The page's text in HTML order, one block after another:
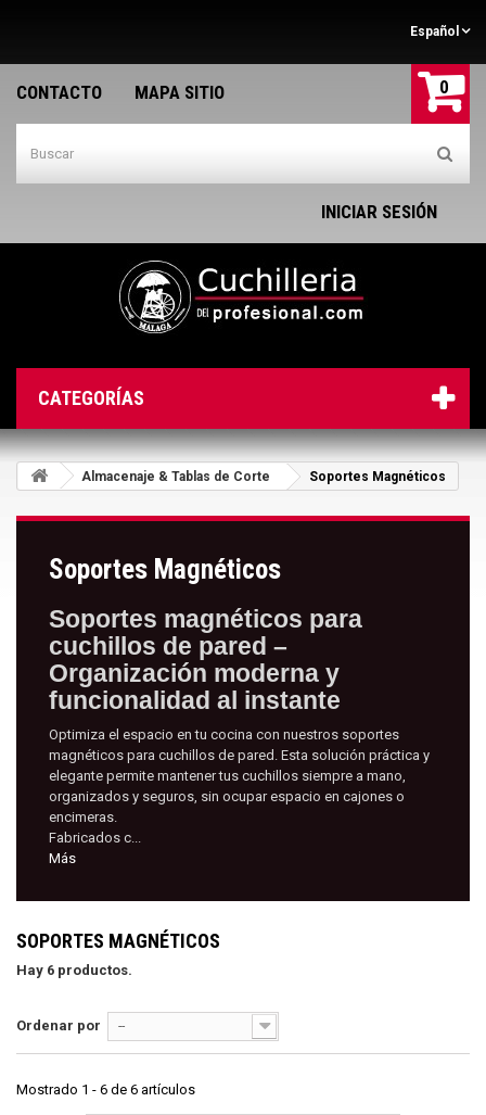
Español
CONTACTO MAPA SITIO 0
INICIAR SESIÓN
CATEGORÍAS
Almacenaje & Tablas de Corte Soportes Magnéticos
Soportes Magnéticos
Soportes magnéticos para
cuchillos de pared –
Organización moderna y
funcionalidad al instante
Optimiza el espacio en tu cocina con nuestros soportes
magnéticos para cuchillos de pared. Esta solución práctica y
elegante permite mantener tus cuchillos siempre a mano,
organizados y seguros, sin ocupar espacio en cajones o
encimeras.
Fabricados c...
Más
SOPORTES MAGNÉTICOS
Hay 6 productos.
Ordenar por --
Mostrado 1 - 6 de 6 artículos